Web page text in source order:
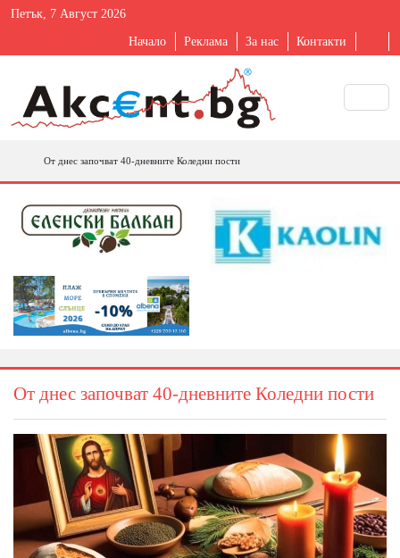
Петък, 7 Август 2026
Начало Реклама За нас Контакти
От днес започват 40-дневните Коледни пости
От днес започват 40-дневните Коледни пости